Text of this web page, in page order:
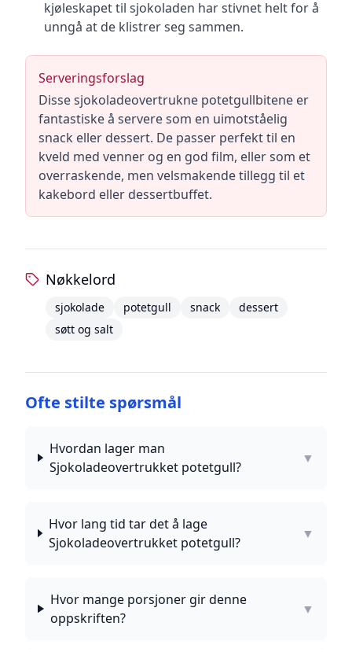
kjøleskapet til sjokoladen har stivnet helt for å
unngå at de klistrer seg sammen.
Serveringsforslag
Disse sjokoladeovertrukne potetgullbitene er
fantastiske å servere som en uimotståelig
snack eller dessert. De passer perfekt til en
kveld med venner og en god film, eller som et
overraskende, men velsmakende tillegg til et
kakebord eller dessertbuffet.
Nøkkelord
sjokolade potetgull snack
dessert
søtt og salt
Ofte stilte spørsmål
Hvordan lager man
Sjokoladeovertrukket potetgull?
▼
Hvor lang tid tar det å lage
Sjokoladeovertrukket potetgull?
▼
Hvor mange porsjoner gir denne
oppskriften?
▼